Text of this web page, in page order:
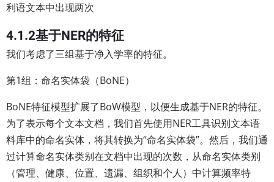
利语文本中出现两次
4.1.2基于NER的特征
我们考虑了三组基于净入学率的特征。
第1组：命名实体袋（BoNE）
BoNE特征模型扩展了BoW模型，以便生成基于NER的特征。
为了表示每个文本文档，我们首先使用NER工具识别文本语
料库中的命名实体，将其转换为“命名实体袋”。然后，我们通
过计算命名实体类别在文档中出现的次数，从命名实体类别
（管理、健康、位置、遗漏、组织和个人）中计算频率特